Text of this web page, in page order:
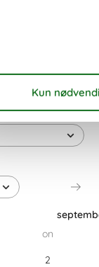
hele året,
on
2